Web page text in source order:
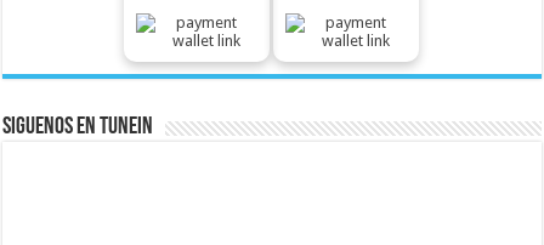
Siguenos En Tunein